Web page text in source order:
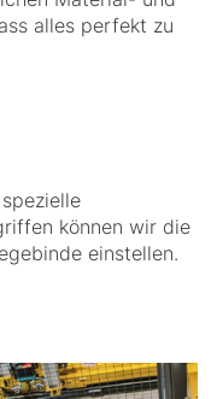
alles perfekt zu
können wir die
einstellen.